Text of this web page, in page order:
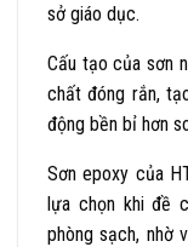
sở giáo dục.
Cấu tạo của sơn
chất đóng rắn,
động bền bỉ hơn
Sơn epoxy của
lựa chọn khi đề
phòng sạch, nhờ